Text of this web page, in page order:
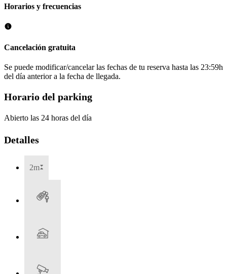
Horarios y frecuencias
Cancelación gratuita
Se puede modificar/cancelar las fechas de tu reserva hasta las 23:59h
del día anterior a la fecha de llegada.
Horario del parking
Abierto las 24 horas del día
Detalles
2m